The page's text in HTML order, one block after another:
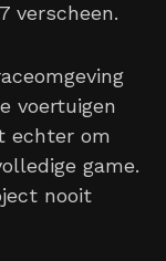
verscheen.
voertuigen
echter om
game.
nooit